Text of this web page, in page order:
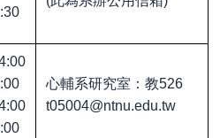
心輔系研究室：教526
t05004@ntnu.edu.tw